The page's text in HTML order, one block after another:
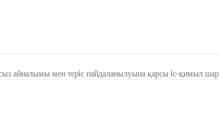
айналымы мен терiс пайдаланылуына қарсы iс-қимыл